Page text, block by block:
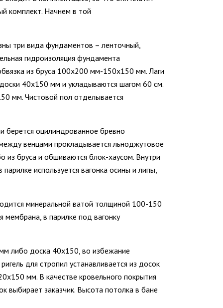
комплект. Начнем в той
три вида фундаментов – ленточный,
гидроизоляция фундамента
из бруса 100х200 мм-150х150 мм. Лаги
40х150 мм и укладываются шагом 60 см.
мм. Чистовой пол отделывается
берется оцилиндрованное бревно
венцами прокладывается льноджутовое
из бруса и обшиваются блок-хаусом. Внутри
используется вагонка осины и липы,
минеральной ватой толщиной 100-150
мембрана, в парилке под вагонку
либо доска 40х150, во избежание
для стропил устанавливается из досок
мм. В качестве кровельного покрытия
выбирает заказчик. Высота потолка в бане